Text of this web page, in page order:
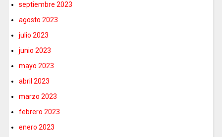
septiembre 2023
agosto 2023
julio 2023
junio 2023
mayo 2023
abril 2023
marzo 2023
febrero 2023
enero 2023